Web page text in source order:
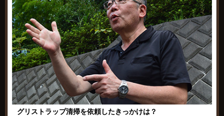
グリストラップ清掃を依頼したきっかけは？